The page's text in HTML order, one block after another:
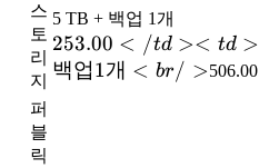
vCPU<br />
스
토
리
지
5 TB + 백업 1개
253.00</td>
<td>10 TB
253.00 < /td >< td >
백업1개 < br/ >506.00
퍼
블
릭